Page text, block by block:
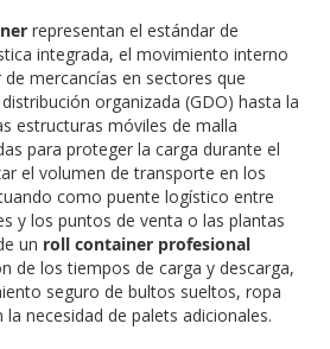
representan el estándar de
integrada, el movimiento interno
mercancías en sectores que
organizada (GDO) hasta la
estructuras móviles de malla
para proteger la carga durante el
el volumen de transporte en los
como puente logístico entre
y los puntos de venta o las plantas
un roll container profesional
de los tiempos de carga y descarga,
seguro de bultos sueltos, ropa
necesidad de palets adicionales.